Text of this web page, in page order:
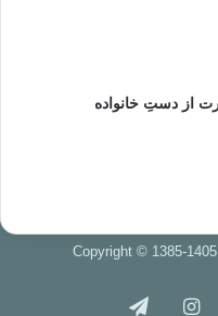
از دستِ خانواده
Copyright © 1385-
اینستاگرام